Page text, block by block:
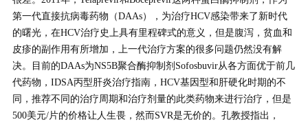
第一代直接抗病毒药物（DAAs），为治疗HCV感染带来了新时代
的曙光，在HCV治疗史上具有里程碑式的意义，但是腹泻，贫血和
皮疹的副作用有所增加，上一代治疗方案的很多问题仍然没有解
决。目前的DAAs为NS5B聚合酶抑制剂Sofosbuvir从各方面优于前几
代药物，IDSA丙型肝炎治疗指南，HCV基因型和肝硬化时期的不
同，推荐不同的治疗周期和治疗剂量的此类药物来进行治疗，但是
500美元/片的价格让人生畏，然而SVR是无价的。孔教授指出，